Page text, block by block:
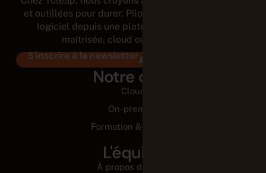
et outillées pour durer. Pilotez tout le cycle de vie
logiciel depuis une plateforme modulaire et
maîtrisée, cloud ou on-premises.
S'inscrire à la newsletter
Notre offre
Cloud
On-premise
Formation & Conseil
L'équipe
À propos de nous